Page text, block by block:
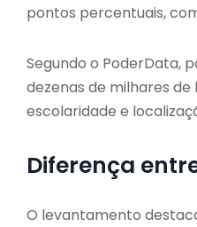
pontos percentuais,
Segundo o PoderData,
dezenas de milhares
escolaridade e
Diferença
O levantamento